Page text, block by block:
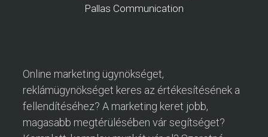
Pallas Communication
Online marketing ügynökséget,
reklámügynökséget keres az értékesítésének a
fellendítéséhez? A marketing keret jobb,
magasabb megtérülésében vár segítséget?